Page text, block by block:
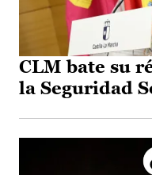
CLM bate su
la Seguridad